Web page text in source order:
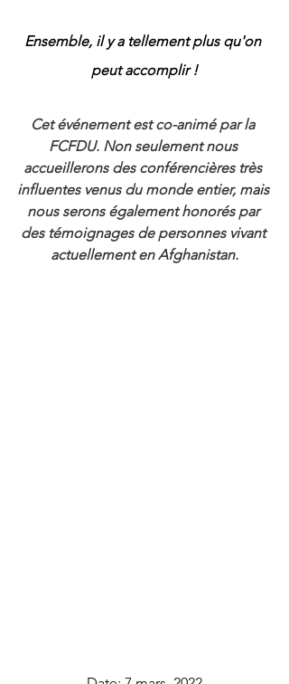
Ensemble, il y a tellement plus qu'on
peut accomplir !
Cet événement est co-animé par la
FCFDU. Non seulement nous
accueillerons des conférencières très
influentes venus du monde entier, mais
nous serons également honorés par
des témoignages de personnes vivant
actuellement en Afghanistan.